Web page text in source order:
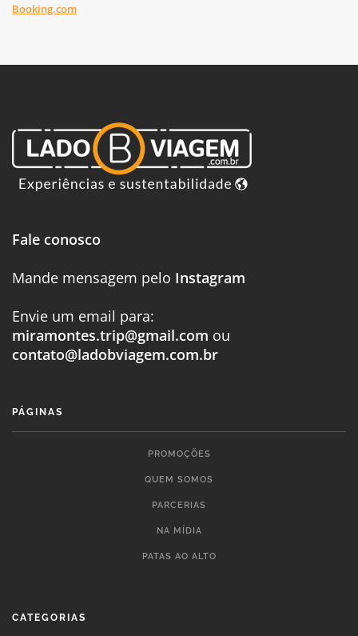
Booking.com
Fale conosco
Mande mensagem pelo Instagram
Envie um email para:
miramontes.trip@gmail.com ou
contato@ladobviagem.com.br
PÁGINAS
PROMOÇÕES
QUEM SOMOS
PARCERIAS
NA MÍDIA
PATAS AO ALTO
CATEGORIAS